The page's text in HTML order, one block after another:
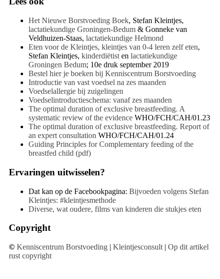
Het Nieuwe Borstvoeding Boek, Stefan Kleintjes,
lactatiekundige Groningen-Bedum & Gonneke van
Veldhuizen-Staas, lactatiekundige Helmond
Eten voor de Kleintjes, kleintjes van 0-4 leren zelf eten,
Stefan Kleintjes, kinderdiëtist en lactatiekundige
Groningen Bedum; 10e druk september 2019
Bestel hier je boeken bij Kenniscentrum Borstvoeding
Introductie van vast voedsel na zes maanden
Voedselallergie bij zuigelingen
Voedselintroductieschema: vanaf zes maanden
The optimal duration of exclusive breastfeeding. A
systematic review of the evidence WHO/FCH/CAH/01.23
The optimal duration of exclusive breastfeeding. Report of
an expert consultation WHO/FCH/CAH/01.24
Guiding Principles for Complementary feeding of the
breastfed child (pdf)
Ervaringen uitwisselen?
Dat kan op de Facebookpagina: Bijvoeden volgens Stefan
Kleintjes: #kleintjesmethode
Diverse, wat oudere, films van kinderen die stukjes eten
Copyright
© Kenniscentrum Borstvoeding | Kleintjesconsult | Op dit artikel
rust copyright